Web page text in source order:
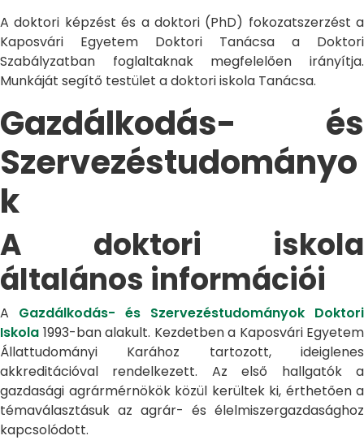
A doktori képzést és a doktori (PhD) fokozatszerzést a
Kaposvári Egyetem Doktori Tanácsa a Doktori
Szabályzatban foglaltaknak megfelelően irányítja.
Munkáját segítő testület a doktori iskola Tanácsa.
Gazdálkodás- és
Szervezéstudományo
k
A doktori iskola
általános információi
A Gazdálkodás- és Szervezéstudományok Doktori
Iskola 1993-ban alakult. Kezdetben a Kaposvári Egyetem
Állattudományi Karához tartozott, ideiglenes
akkreditációval rendelkezett. Az első hallgatók a
gazdasági agrármérnökök közül kerültek ki, érthetően a
témaválasztásuk az agrár- és élelmiszergazdasághoz
kapcsolódott.